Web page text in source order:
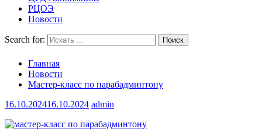
РЦОЭ
Новости
Search for:
Главная
Новости
Мастер-класс по парабадминтону
16.10.202416.10.2024 admin